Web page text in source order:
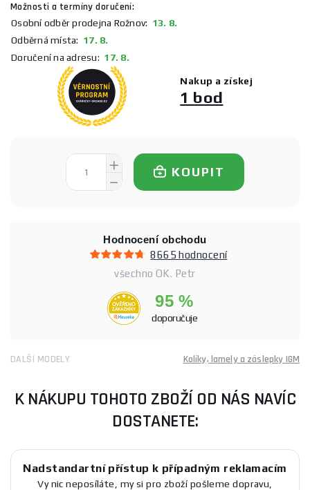
Možnosti a termíny doručení:
Osobní odběr prodejna Rožnov: 13. 8.
Odběrná místa: 17. 8.
Doručení na adresu: 17. 8.
Nakup a získej
1 bod
KOUPIT
Hodnocení obchodu
8665 hodnocení
všechno OK. Petr
95 %
doporučuje
DALŠÍ MODELY Kolíky, lamely a záslepky IGM
K NÁKUPU TOHOTO ZBOŽÍ OD NÁS NAVÍC
DOSTANETE:
Nadstandartní přístup k případným reklamacím
Vy nic neposíláte, my si pro zboží pošleme dopravu,